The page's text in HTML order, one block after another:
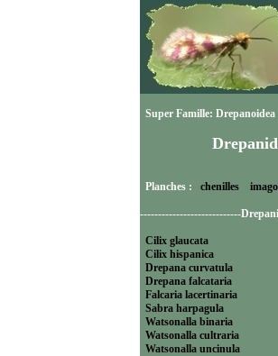
Super Famille: Drepanoidea
Planches : chenilles
----------------------------
Cilix glaucata
Cilix hispanica
Drepana curvatula
Drepana falcataria
Falcaria lacertinaria
Sabra harpagula
Watsonalla binaria
Watsonalla cultraria
Watsonalla uncinula